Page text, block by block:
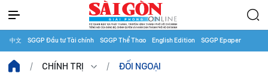
中文 SGGP Đầu tư Tài chính SGGP Thể Thao English Edition SGGP Epaper
CHÍNH TRỊ ĐỐI NGOẠI